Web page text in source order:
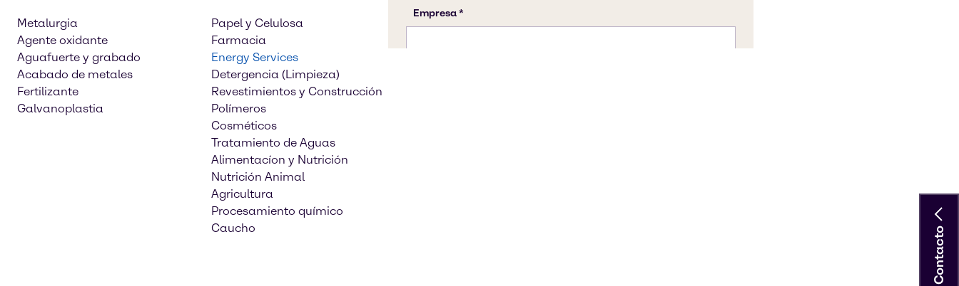
Metalurgia
Agente oxidante
Aguafuerte y grabado
Acabado de metales
Fertilizante
Galvanoplastia
Papel y Celulosa
Farmacia
Energy Services
Detergencia (Limpieza)
Revestimientos y Construcción
Polímeros
Cosméticos
Tratamiento de Aguas
Alimentacíon y Nutrición
Nutrición Animal
Agricultura
Procesamiento químico
Caucho
Contacto